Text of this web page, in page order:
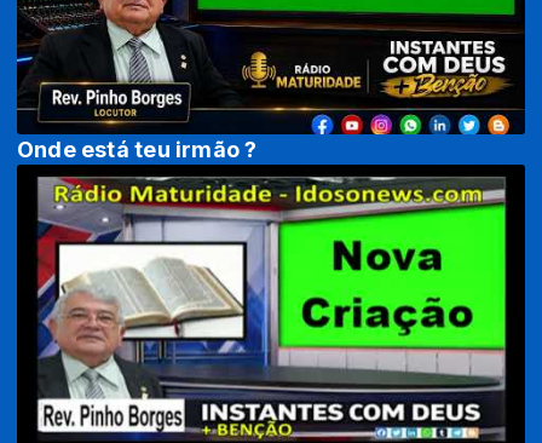
Onde está teu irmão ?